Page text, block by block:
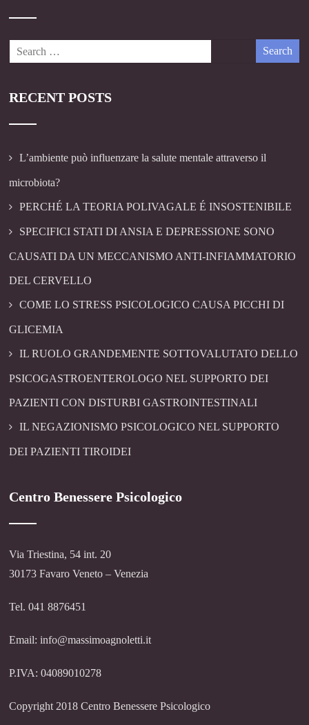
RECENT POSTS
L’ambiente può influenzare la salute mentale attraverso il
microbiota?
PERCHÉ LA TEORIA POLIVAGALE É INSOSTENIBILE
SPECIFICI STATI DI ANSIA E DEPRESSIONE SONO
CAUSATI DA UN MECCANISMO ANTI-INFIAMMATORIO
DEL CERVELLO
COME LO STRESS PSICOLOGICO CAUSA PICCHI DI
GLICEMIA
IL RUOLO GRANDEMENTE SOTTOVALUTATO DELLO
PSICOGASTROENTEROLOGO NEL SUPPORTO DEI
PAZIENTI CON DISTURBI GASTROINTESTINALI
IL NEGAZIONISMO PSICOLOGICO NEL SUPPORTO
DEI PAZIENTI TIROIDEI
Centro Benessere Psicologico
Via Triestina, 54 int. 20
30173 Favaro Veneto – Venezia
Tel. 041 8876451
Email: info@massimoagnoletti.it
P.IVA: 04089010278
Copyright 2018 Centro Benessere Psicologico